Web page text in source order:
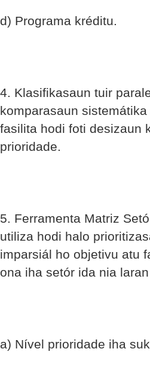
d) Programa kréditu.
4. Klasifikasaun tuir
komparasaun
fasilita hodi foti desizaun
prioridade.
5. Ferramenta Matriz
utiliza hodi halo
imparsiál ho objetivu atu
ona iha setór ida nia
a) Nível prioridade iha